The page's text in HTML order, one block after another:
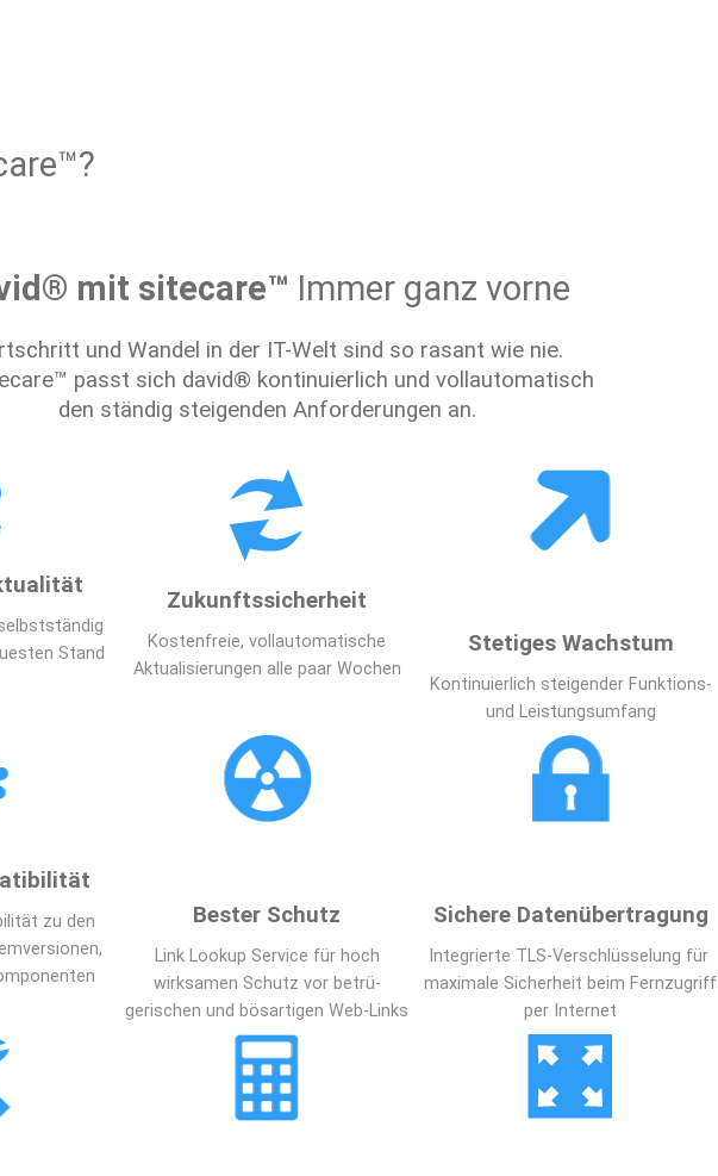
mit sitecare™ Immer ganz vorne
und Wandel in der IT-Welt sind so rasant wie nie.
passt sich david® kontinuierlich und vollautomatisch
den ständig steigenden Anforderungen an.
Stand
Zukunftssicherheit
Kostenfreie, vollautomatische
Aktualisierungen alle paar Wochen
Stetiges Wachstum
Kontinuierlich steigender Funktions-
und Leistungsumfang
zu den
Bester Schutz
Link Lookup Service für hoch
wirksamen Schutz vor betrü-
gerischen und bösartigen Web-Links
Sichere Datenübertragung
Integrierte TLS-Verschlüsselung für
maximale Sicherheit beim Fernzugriff
per Internet